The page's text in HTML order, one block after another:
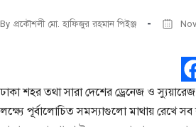
By প্রকৌশলী মো. হাফিজুর রহমান পিইঞ্জ
ঢাকা শহর তথা সারা দেশের ড্রেনেজ ও স্যুয়ারেজ
লক্ষ্যে পূর্বালোচিত সমস্যাগুলো মাথায় রেখে